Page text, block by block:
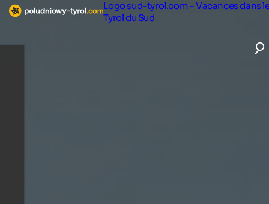
Logo sud-tyrol.com - Vacances dans
Tyrol du Sud